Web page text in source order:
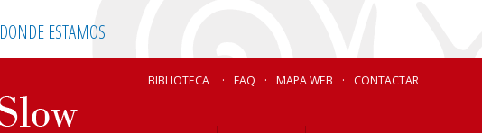
DONDE ESTAMOS
BIBLIOTECA FAQ MAPA WEB CONTACTAR